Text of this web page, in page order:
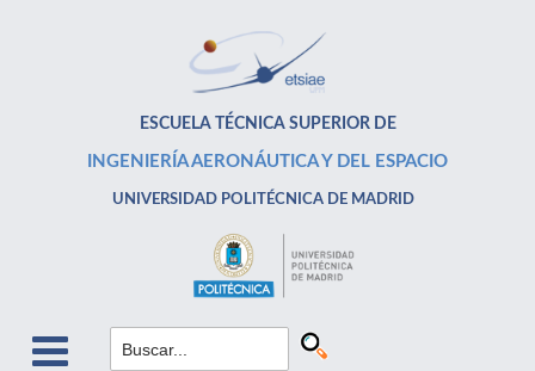
ESCUELA TÉCNICA SUPERIOR DE
INGENIERÍA AERONÁUTICA Y DEL ESPACIO
UNIVERSIDAD POLITÉCNICA DE MADRID